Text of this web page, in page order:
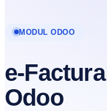
MODUL ODOO
e-Factura
Odoo